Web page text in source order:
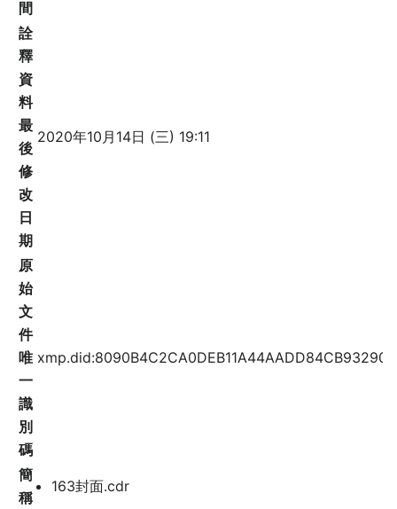
間
詮
釋
資
料
最
後
修
改
日
期
2020年10月14日 (三) 19:11
原
始
文
件
唯
一
識
別
碼
xmp.did:8090B4C2CA0DEB11A44AADD84CB93290
簡
稱
163封面.cdr